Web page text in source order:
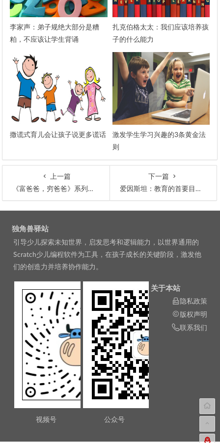
李家声：弟子规绝大部分是糟
粕，不应该让学生背诵
扎克伯格太太：我们应该培养孩
子的什么能力
撒谎式育儿会让孩子说更多谎话
激发学生学习兴趣的3条黄金法
则
上一篇
《富爸爸，穷爸爸》系列作者罗伯特·清崎的采访
下一篇
爱因斯坦：教育的首要目标永远是独立思考和判断，而非特定的知识
文章导航
独角兽驿站
引导少儿探索未知世界，启发思考和逻辑能力，以世界通用的
Scratch少儿编程软件为工具，在孩子成长的关键阶段，激发他
们的创造力并培养协作能力。
视频号 公众号
关于本站
隐私政策
版权声明
联系我们